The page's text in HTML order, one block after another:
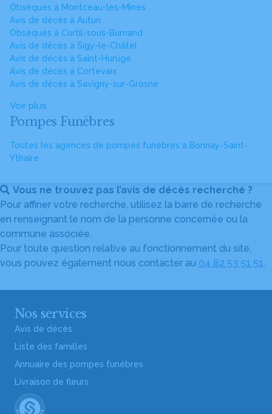
Obsèques à Montceau-les-Mines
Avis de décès à Autun
Obsèques à Curtil-sous-Burnand
Avis de décès à Sigy-le-Châtel
Avis de décès à Saint-Huruge
Avis de décès à Cortevaix
Avis de décès à Savigny-sur-Grosne
Voir plus
Pompes Funèbres
Toutes les agences de pompes funèbres à Bonnay-Saint-
Ythaire
Vous ne trouvez pas l’avis de décès recherché ?
Pour affiner votre recherche, utilisez la barre de recherche
en renseignant le nom de la personne concernée ou la
commune associée.
Pour toute question relative au fonctionnement du site,
vous pouvez également nous contacter au 04 82 53 51 51.
Nos services
Avis de décès
Liste des familles
Annuaire des pompes funèbres
Livraison de fleurs